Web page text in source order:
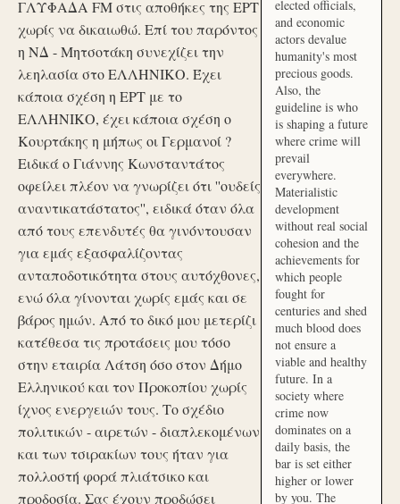
ΓΛΥΦΑΔΑ FM στις αποθήκες της ΕΡΤ
χωρίς να δικαιωθώ. Επί του παρόντος
η ΝΔ - Μητσοτάκη συνεχίζει την
λεηλασία στο ΕΛΛΗΝΙΚΟ. Έχει
κάποια σχέση η ΕΡΤ με το
ΕΛΛΗΝΙΚΟ, έχει κάποια σχέση ο
Κουρτάκης η μήπως οι Γερμανοί ?
Ειδικά ο Γιάννης Κωνσταντάτος
οφείλει πλέον να γνωρίζει ότι ''ουδείς
αναντικατάστατος'', ειδικά όταν όλα
από τους επενδυτές θα γινόντουσαν
για εμάς εξασφαλίζοντας
ανταποδοτικότητα στους αυτόχθονες,
ενώ όλα γίνονται χωρίς εμάς και σε
βάρος ημών. Από το δικό μου μετερίζι
κατέθεσα τις προτάσεις μου τόσο
στην εταιρία Λάτση όσο στον Δήμο
Ελληνικού και τον Προκοπίου χωρίς
ίχνος ενεργειών τους. Το σχέδιο
πολιτικών - αιρετών - διαπλεκομένων
και των τσιρακίων τους ήταν για
πολλοστή φορά πλιάτσικο και
προδοσία. Σας έχουν προδώσει
elected officials,
and economic
actors devalue
humanity's most
precious goods.
Also, the
guideline is who
is shaping a future
where crime will
prevail
everywhere.
Materialistic
development
without real social
cohesion and the
achievements for
which people
fought for
centuries and shed
much blood does
not ensure a
viable and healthy
future. In a
society where
crime now
dominates on a
daily basis, the
bar is set either
higher or lower
by you. The